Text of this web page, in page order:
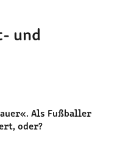
und
Als Fußballer
oder?